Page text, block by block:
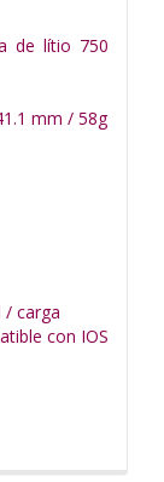
de lítio 750
mm / 58g
/ carga
con IOS